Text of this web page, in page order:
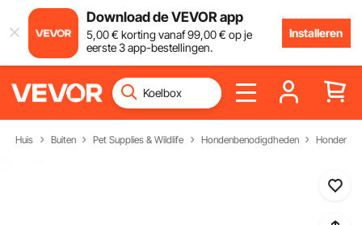
Download de VEVOR app
5,00€ korting vanaf99,00€ op je
eerste 3 app-bestellingen.
Installeren
Huis Buiten Pet Supplies & Wildlife Hondenbenodigdheden